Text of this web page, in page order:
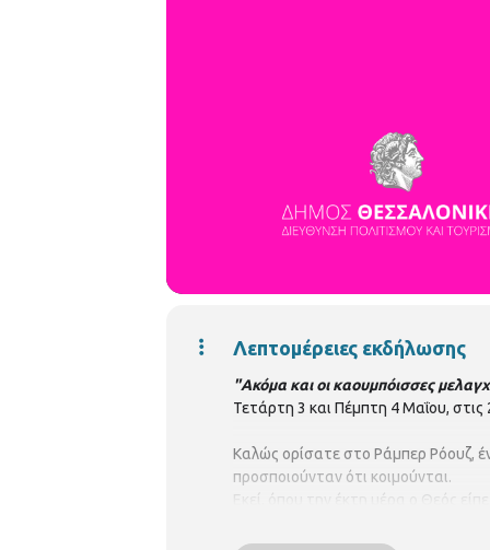
Λεπτομέρειες εκδήλωσης
"Ακόμα και οι καουμπόισσες
Τετάρτη 3 και Πέμπτη 4 Μαΐου,
Καλώς ορίσατε στο Ράμπερ Ρόουζ,
προσποιούνταν ότι κοιμούνται.
Εκεί, όπου την έκτη μέρα ο Θεός
Εκεί, όπου Μπαμ! Μπαμ Μπαμ Μπαμ!